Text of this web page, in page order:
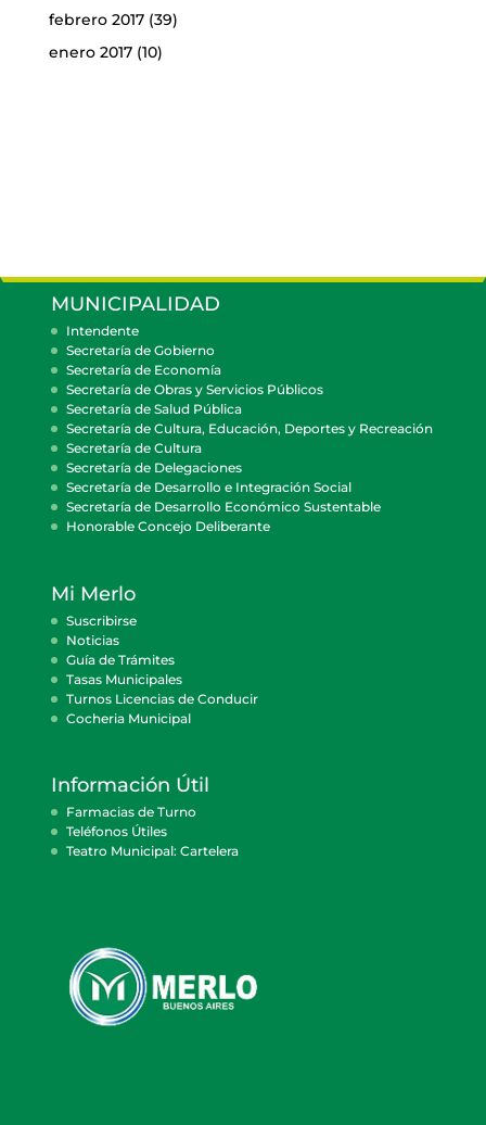
febrero 2017(39)
enero 2017(10)
MUNICIPALIDAD
Intendente
Secretaría de Gobierno
Secretaría de Economía
Secretaría de Obras y Servicios Públicos
Secretaría de Salud Pública
Secretaría de Cultura, Educación, Deportes y Recreación
Secretaría de Cultura
Secretaría de Delegaciones
Secretaría de Desarrollo e Integración Social
Secretaría de Desarrollo Económico Sustentable
Honorable Concejo Deliberante
Mi Merlo
Suscribirse
Noticias
Guía de Trámites
Tasas Municipales
Turnos Licencias de Conducir
Cocheria Municipal
Información Útil
Farmacias de Turno
Teléfonos Útiles
Teatro Municipal: Cartelera